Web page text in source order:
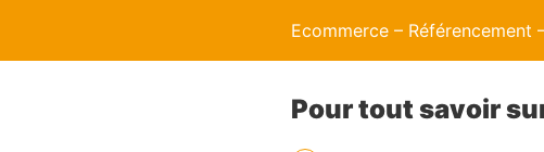
Ecommerce –
Pour tout savoir